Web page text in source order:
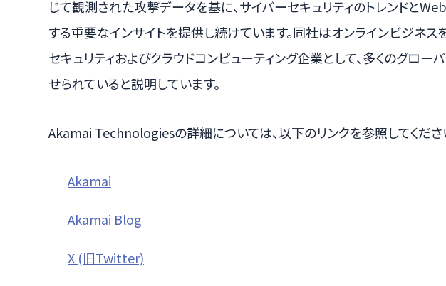
じて観測された攻撃データを基に、サイバーセキュリティのトレンドと
する重要なインサイトを提供し続けています。同社はオンラインビジネス
セキュリティおよびクラウドコンピューティング企業として、多くのグロ
せられていると説明しています。
Akamai Technologiesの詳細については、以下のリンクを参照してくださ
Akamai
Akamai Blog
X (旧Twitter)